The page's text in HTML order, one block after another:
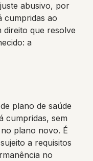
abusivo, por
cumpridas ao
direito que resolve
a
plano de saúde
cumpridas, sem
plano novo. É
a requisitos
no